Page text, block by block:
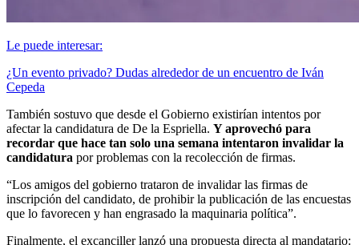
Le puede interesar:
¿Un evento privado? Dudas alrededor de un encuentro de Iván
Cepeda
También sostuvo que desde el Gobierno existirían intentos por
afectar la candidatura de De la Espriella. Y aprovechó para
recordar que hace tan solo una semana intentaron invalidar la
candidatura por problemas con la recolección de firmas.
“Los amigos del gobierno trataron de invalidar las firmas de
inscripción del candidato, de prohibir la publicación de las encuestas
que lo favorecen y han engrasado la maquinaria política”.
Finalmente, el excanciller lanzó una propuesta directa al mandatario: